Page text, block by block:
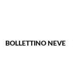
BOLLETTINO NEVE